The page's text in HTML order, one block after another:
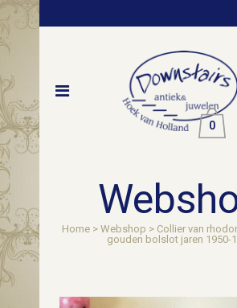
0
Home> Webshop > Collier van
gouden bolslot jaren 1950-